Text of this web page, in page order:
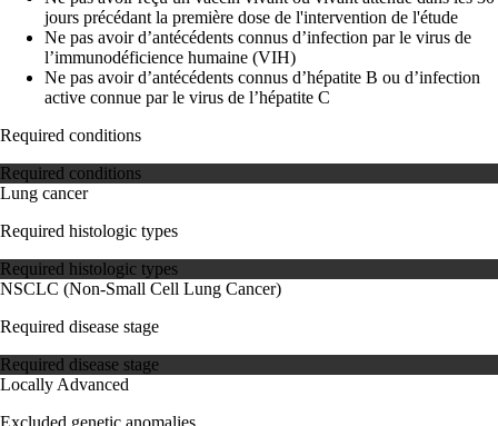
jours précédant la première dose de l'intervention de l'étude
Ne pas avoir d’antécédents connus d’infection par le virus de
l’immunodéficience humaine (VIH)
Ne pas avoir d’antécédents connus d’hépatite B ou d’infection
active connue par le virus de l’hépatite C
Required conditions
Required conditions
Lung cancer
Required histologic types
Required histologic types
NSCLC (Non-Small Cell Lung Cancer)
Required disease stage
Required disease stage
Locally Advanced